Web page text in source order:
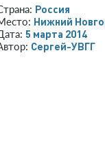
Россия
Нижний
5 марта 2014
Сергей-УВГГ